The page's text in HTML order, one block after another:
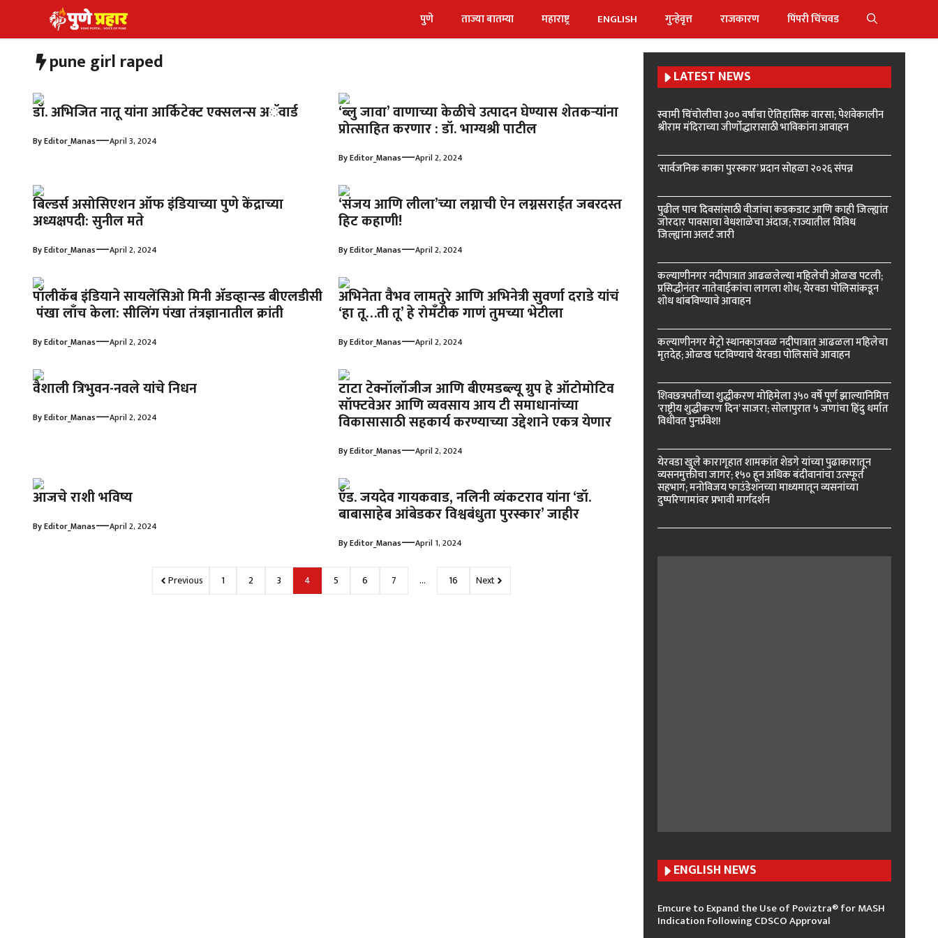
to
content
पुणे ताज्या बातम्या महाराष्ट्र ENGLISH गुन्हेवृत्त राजकारण पिंपरी चिंचवड
pune girl raped
डॉ. अभिजित नातू यांना आर्किटेक्ट एक्सलन्स अॅवार्ड
ByEditor_Manas—April 3, 2024
‘ब्लु जावा’ वाणाच्या केळीचे उत्पादन घेण्यास शेतकऱ्यांना
प्रोत्साहित करणार : डॉ. भाग्यश्री पाटील
ByEditor_Manas—April 2, 2024
बिल्डर्स असोसिएशन ऑफ इंडियाच्या पुणे केंद्राच्या
अध्यक्षपदी: सुनील मते
ByEditor_Manas—April 2, 2024
‘संजय आणि लीला’च्या लग्नाची ऐन लग्नसराईत जबरदस्त
हिट कहाणी!
ByEditor_Manas—April 2, 2024
पॉलीकॅब इंडियाने सायलेंसिओ मिनी ॲडव्हान्स्ड बीएलडीसी
पंखा लाँच केला: सीलिंग पंखा तंत्रज्ञानातील क्रांती
ByEditor_Manas—April 2, 2024
अभिनेता वैभव लामतुरे आणि अभिनेत्री सुवर्णा दराडे यांचं
‘हा तू…ती तू’ हे रोमॅंटीक गाणं तुमच्या भेटीला
ByEditor_Manas—April 2, 2024
वैशाली त्रिभुवन-नवले यांचे निधन
ByEditor_Manas—April 2, 2024
टाटा टेक्नॉलॉजीज आणि बीएमडब्ल्यू ग्रुप हे ऑटोमोटिव
सॉफ्टवेअर आणि व्यवसाय आय टी समाधानांच्या
विकासासाठी सहकार्य करण्याच्या उद्देशाने एकत्र येणार
ByEditor_Manas—April 2, 2024
आजचे राशी भविष्य
ByEditor_Manas—April 2, 2024
ऍड. जयदेव गायकवाड, नलिनी व्यंकटराव यांना ‘डॉ.
बाबासाहेब आंबेडकर विश्वबंधुता पुरस्कार’ जाहीर
ByEditor_Manas—April 1, 2024
Previous 1 2 3 4 5 6 7 … 16 Next
LATEST NEWS
स्वामी चिंचोलीचा ३०० वर्षांचा ऐतिहासिक वारसा; पेशवेकालीन
श्रीराम मंदिराच्या जीर्णोद्धारासाठी भाविकांना आवाहन
‘सार्वजनिक काका पुरस्कार’ प्रदान सोहळा २०२६ संपन्न
पुढील पाच दिवसांसाठी वीजांचा कडकडाट आणि काही जिल्ह्यांत
जोरदार पावसाचा वेधशाळेचा अंदाज; राज्यातील विविध
जिल्ह्यांना अलर्ट जारी
कल्याणीनगर नदीपात्रात आढळलेल्या महिलेची ओळख पटली;
प्रसिद्धीनंतर नातेवाईकांचा लागला शोध; येरवडा पोलिसांकडून
शोध थांबविण्याचे आवाहन
कल्याणीनगर मेट्रो स्थानकाजवळ नदीपात्रात आढळला महिलेचा
मृतदेह; ओळख पटविण्याचे येरवडा पोलिसांचे आवाहन
शिवछत्रपतींच्या शुद्धीकरण मोहिमेला ३५० वर्षे पूर्ण झाल्यानिमित्त
‘राष्ट्रीय शुद्धीकरण दिन’ साजरा; सोलापुरात ५ जणांचा हिंदु धर्मात
विधीवत पुनर्प्रवेश!
येरवडा खुले कारागृहात शामकांत शेडगे यांच्या पुढाकारातून
व्यसनमुक्तीचा जागर; १५० हून अधिक बंदीवानांचा उत्स्फूर्त
सहभाग; मनोविजय फाउंडेशनच्या माध्यमातून व्यसनांच्या
दुष्परिणामांवर प्रभावी मार्गदर्शन
ENGLISH NEWS
Emcure to Expand the Use of Poviztra® for MASH
Indication Following CDSCO Approval